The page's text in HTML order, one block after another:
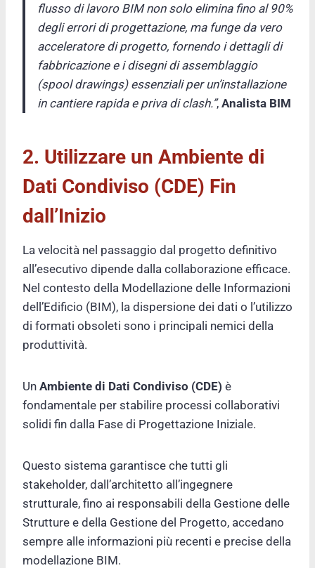
flusso di lavoro BIM non solo elimina fino al 90%
degli errori di progettazione, ma funge da vero
acceleratore di progetto, fornendo i dettagli di
fabbricazione e i disegni di assemblaggio
(spool drawings) essenziali per un’installazione
in cantiere rapida e priva di clash.”, Analista BIM
2. Utilizzare un Ambiente di
Dati Condiviso (CDE) Fin
dall’Inizio
La velocità nel passaggio dal progetto definitivo
all’esecutivo dipende dalla collaborazione efficace.
Nel contesto della Modellazione delle Informazioni
dell’Edificio (BIM), la dispersione dei dati o l’utilizzo
di formati obsoleti sono i principali nemici della
produttività.
Un Ambiente di Dati Condiviso (CDE) è
fondamentale per stabilire processi collaborativi
solidi fin dalla Fase di Progettazione Iniziale.
Questo sistema garantisce che tutti gli
stakeholder, dall’architetto all’ingegnere
strutturale, fino ai responsabili della Gestione delle
Strutture e della Gestione del Progetto, accedano
sempre alle informazioni più recenti e precise della
modellazione BIM.